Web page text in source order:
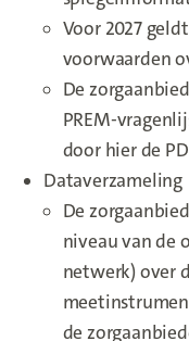
Voor 2027
voorwaarden
De
PREM-
door hier de
Dataverzameling
De
niveau van de
netwerk) over
de